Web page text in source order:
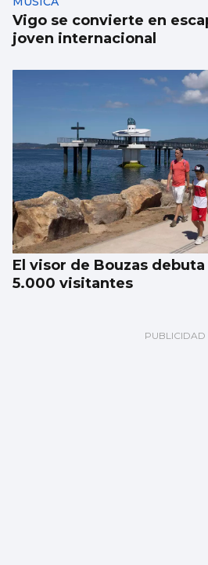
Vigo se convierte en
joven internacional
El visor de Bouzas
5.000 visitantes